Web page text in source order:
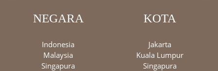
NEGARA
Indonesia
Malaysia
Singapura
KOTA
Jakarta
Kuala Lumpur
Singapura